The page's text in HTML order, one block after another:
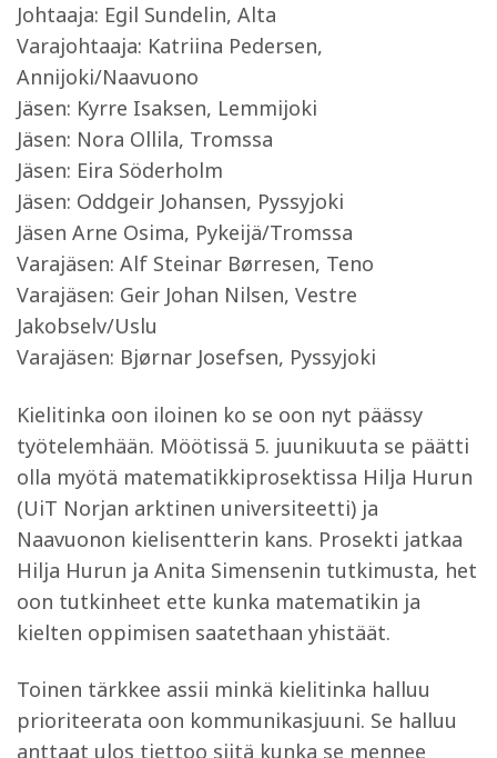
Johtaaja: Egil Sundelin, Alta
Varajohtaaja: Katriina Pedersen,
Annijoki/Naavuono
Jäsen: Kyrre Isaksen, Lemmijoki
Jäsen: Nora Ollila, Tromssa
Jäsen: Eira Söderholm
Jäsen: Oddgeir Johansen, Pyssyjoki
Jäsen Arne Osima, Pykeijä/Tromssa
Varajäsen: Alf Steinar Børresen, Teno
Varajäsen: Geir Johan Nilsen, Vestre
Jakobselv/Uslu
Varajäsen: Bjørnar Josefsen, Pyssyjoki
Kielitinka oon iloinen ko se oon nyt päässy
työtelemhään. Möötissä 5. juunikuuta se päätti
olla myötä matematikkiprosektissa Hilja Hurun
(UiT Norjan arktinen universiteetti) ja
Naavuonon kielisentterin kans. Prosekti jatkaa
Hilja Hurun ja Anita Simensenin tutkimusta, het
oon tutkinheet ette kunka matematikin ja
kielten oppimisen saatethaan yhistäät.
Toinen tärkkee assii minkä kielitinka halluu
prioriteerata oon kommunikasjuuni. Se halluu
anttaat ulos tiettoo siitä kunka se mennee